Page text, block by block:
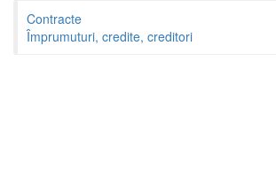
Contracte
Împrumuturi, credite, creditori